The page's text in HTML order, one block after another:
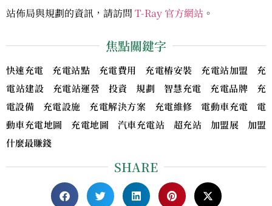
站佈局與規劃的資訊，請訪問 T-Ray 官方網站 。
焦點關鍵字
快速充電 充電站點 充電費用 充電樁安裝 充電站加盟 充
電站建設 充電站運營 投資 規劃 智慧充電 充電品牌 充
電設備 充電設施 充電解決方案 充電維修 電動車充電 電
動車充電地圖 充電地圖 汽車充電站 超充站 加盟展 加盟
什麼最賺錢
SHARE